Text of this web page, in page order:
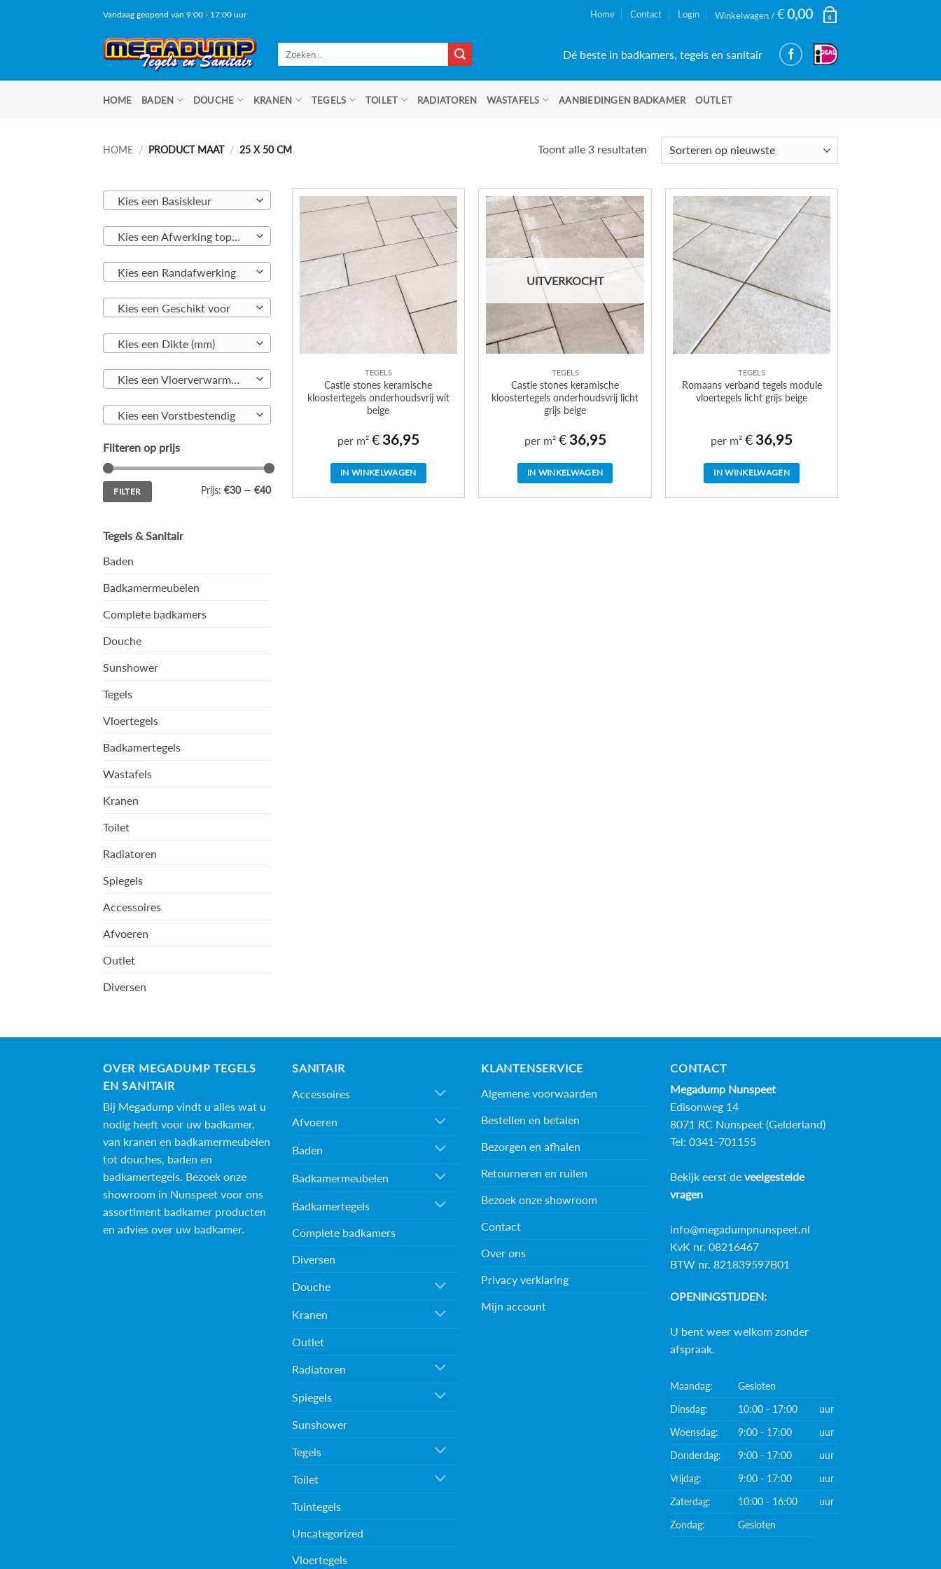
Vandaag geopend van 9:00 - 17:00 uur Home Contact Login Winkelwagen /€0,00 0
Dé beste in badkamers, tegels en sanitair
HOME BADEN DOUCHE KRANEN TEGELS TOILET RADIATOREN WASTAFELS AANBIEDINGEN BADKAMER OUTLET
HOME / PRODUCT MAAT / 25 X 50 CM Toont alle 3 resultatenGesorteerd
Kies een Basiskleur
Kies een Afwerking toplaag
Kies een Randafwerking
Kies een Geschikt voor
Kies een Dikte (mm)
Kies een Vloerverwarming geschikt
Kies een Vorstbestendig
Filteren op prijs
Min.
prijs
Max.
prijsFILTER Prijs: €30— €40
Tegels & Sanitair
Baden
Badkamermeubelen
Complete badkamers
Douche
Sunshower
Tegels
Vloertegels
Badkamertegels
Wastafels
Kranen
Toilet
Radiatoren
Spiegels
Accessoires
Afvoeren
Outlet
Diversen
TEGELS
Castle stones keramische
kloostertegels onderhoudsvrij wit
beige
per m² € 36,95
IN WINKELWAGEN
UITVERKOCHT
TEGELS
Castle stones keramische
kloostertegels onderhoudsvrij licht
grijs beige
per m² € 36,95
IN WINKELWAGEN
TEGELS
Romaans verband tegels module
vloertegels licht grijs beige
per m²€ 36,95
IN WINKELWAGEN
OVER MEGADUMP TEGELS
EN SANITAIR
Bij Megadump vindt u alles wat u
nodig heeft voor uw badkamer,
van kranen en badkamermeubelen
tot douches, baden en
badkamertegels. Bezoek onze
showroom in Nunspeet voor ons
assortiment badkamer producten
en advies over uw badkamer.
SANITAIR
Accessoires
Afvoeren
Baden
Badkamermeubelen
Badkamertegels
Complete badkamers
Diversen
Douche
Kranen
Outlet
Radiatoren
Spiegels
Sunshower
Tegels
Toilet
Tuintegels
Uncategorized
Vloertegels
KLANTENSERVICE
Algemene voorwaarden
Bestellen en betalen
Bezorgen en afhalen
Retourneren en ruilen
Bezoek onze showroom
Contact
Over ons
Privacy verklaring
Mijn account
CONTACT
Megadump Nunspeet
Edisonweg 14
8071 RC Nunspeet (Gelderland)
Tel: 0341-701155
Bekijk eerst de veelgestelde
vragen
info@megadumpnunspeet.nl
KvK nr. 08216467
BTW nr. 821839597B01
OPENINGSTIJDEN:
U bent weer welkom zonder
afspraak.
Maandag:
Gesloten
Dinsdag:
10:00 - 17:00
uur
Woensdag:
9:00 - 17:00
uur
Donderdag:
9:00 - 17:00
uur
Vrijdag:
9:00 - 17:00
uur
Zaterdag:
10:00 - 16:00
uur
Zondag:
Gesloten